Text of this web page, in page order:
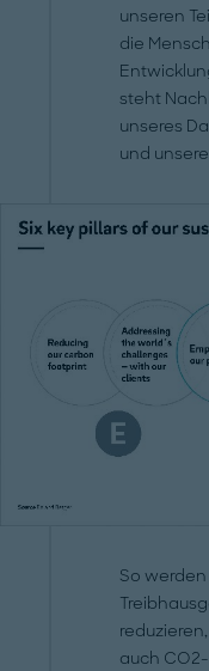
unseren
die
steht
unseres
und
So
auch